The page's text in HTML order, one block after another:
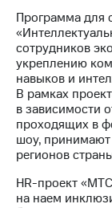
ПАО
"МТС"
Личный
и
аудит
Программа для
сотрудников
укреплению
навыков и
В рамках
в зависимости
проходящих в
шоу, принимают
регионов
HR-проект
на наем